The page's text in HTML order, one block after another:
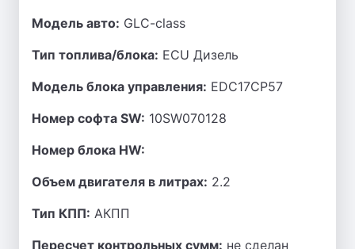
Модель авто: GLC-class
Тип топлива/блока: ECU Дизель
Модель блока управления: EDC17CP57
Номер софта SW: 10SW070128
Номер блока HW:
Объем двигателя в литрах: 2.2
Тип КПП: АКПП
Пересчет контрольных сумм: не сделан